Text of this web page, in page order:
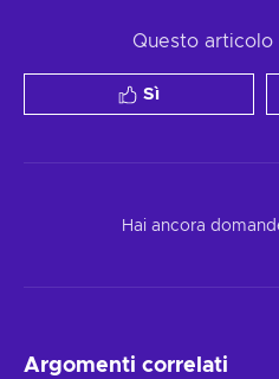
Questo
Sì
Hai ancora
Argomenti correlati